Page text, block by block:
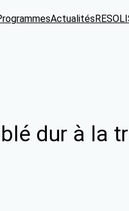
Actualités
dur à la